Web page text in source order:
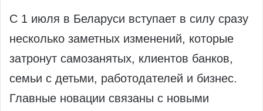
С 1 июля в Беларуси вступает в силу сразу
несколько заметных изменений, которые
затронут самозанятых, клиентов банков,
семьи с детьми, работодателей и бизнес.
Главные новации связаны с новыми